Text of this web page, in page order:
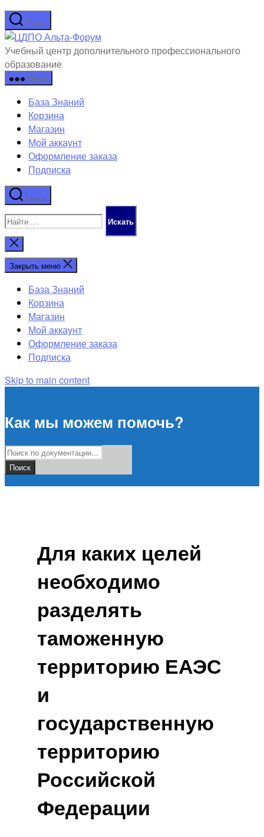
Перейти
содержимому
Поиск
Альта-
Учебный центр дополнительного профессионального
образование
Меню
База Знаний
Корзина
Магазин
Мой аккаунт
Оформление заказа
Подписка
Поиск
Поиск:
Закрыть
поиск
Закрыть меню
База Знаний
Корзина
Магазин
Мой аккаунт
Оформление заказа
Подписка
Skip to main content
Как мы можем помочь?
Поиск
Для каких целей
необходимо
разделять
таможенную
территорию ЕАЭС
и
государственную
территорию
Российской
Федерации